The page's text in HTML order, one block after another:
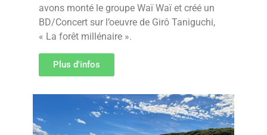
avons monté le groupe Waï Waï et créé un
BD/Concert sur l’oeuvre de Girô Taniguchi,
« La forêt millénaire ».
Plus d'infos